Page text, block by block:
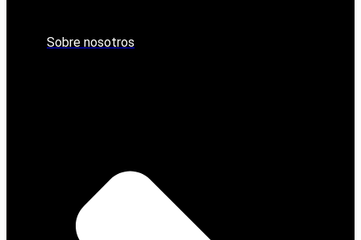
Sobre nosotros